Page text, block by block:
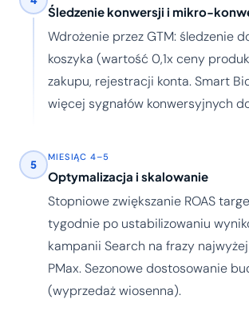
Śledzenie konwersji i mikro-
Wdrożenie przez GTM: śledzenie
koszyka (wartość 0,1x ceny
zakupu, rejestracji konta. Smart
więcej sygnałów konwersyjnych
5
MIESIĄC 4–5
Optymalizacja i skalowanie
Stopniowe zwiększanie ROAS
tygodnie po ustabilizowaniu
kampanii Search na frazy
PMax. Sezonowe dostosowanie
(wyprzedaż wiosenna).